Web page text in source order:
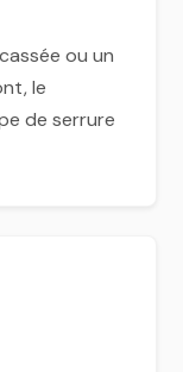
ou un
le
de serrure